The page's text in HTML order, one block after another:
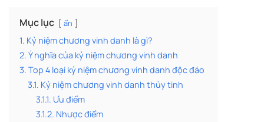
Mục lục ẩn
1. Kỷ niệm chương vinh danh là gì?
2. Ý nghĩa của kỷ niệm chương vinh danh
3. Top 4 loại kỷ niệm chương vinh danh độc đáo
3.1. Kỷ niệm chương vinh danh thủy tinh
3.1.1. Ưu điểm
3.1.2. Nhược điểm